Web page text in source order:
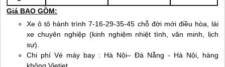
Giá BAO GỒM:
Xe ô tô hành trình 7-16-29-35-45 chỗ đời mới điều hòa, lái
xe chuyên nghiệp (kinh nghiệm nhiệt tình, văn minh, lịch
sự).
Chi phí Vé máy bay : Hà Nội– Đà Nẵng - Hà Nội, hàng